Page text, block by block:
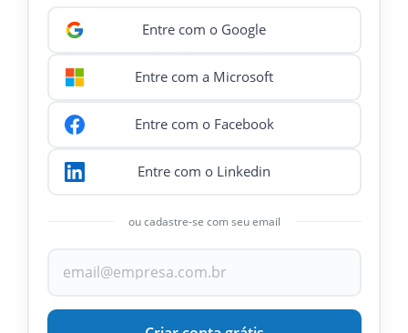
Entre com o Google
Entre com a Microsoft
Entre com o Facebook
Entre com o Linkedin
ou cadastre-se com seu email